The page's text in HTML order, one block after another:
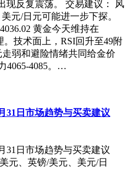
现反复震荡。 交易建议： 风
元/日元可能进一步下探。
黄金今天维持在
。技术面上，RSI回升至49附
弱和避险情绪共同给金价
4065-4085。…
31日市场趋势与买卖建议
31日市场趋势与买卖建议
元、英镑/美元、美元/日